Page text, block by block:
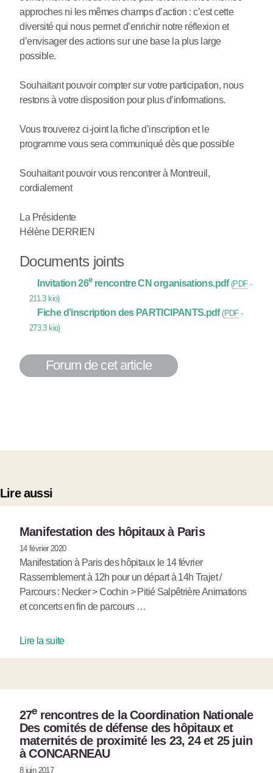
approches ni les mêmes champs d’action : c’est cette
diversité qui nous permet d’enrichir notre réflexion et
d’envisager des actions sur une base la plus large
possible.
Souhaitant pouvoir compter sur votre participation, nous
restons à votre disposition pour plus d’informations.
Vous trouverez ci-joint la fiche d’inscription et le
programme vous sera communiqué dès que possible
Souhaitant pouvoir vous rencontrer à Montreuil,
cordialement
La Présidente
Hélène DERRIEN
Documents joints
Invitation 26erencontre CN organisations.pdf (PDF-
211.3 kio)
Fiche d’inscription des PARTICIPANTS.pdf (PDF-
273.3 kio)
Forum de cet article
Lire aussi
Manifestation des hôpitaux à Paris
14 février 2020
Manifestation à Paris des hôpitaux le 14 février
Rassemblement à 12h pour un départ à 14h Trajet /
Parcours : Necker > Cochin > Pitié Salpêtrière Animations
et concerts en fin de parcours …
Lire la suite
27erencontres de la Coordination Nationale
Des comités de défense des hôpitaux et
maternités de proximité les 23, 24 et 25 juin
à CONCARNEAU
8 juin 2017